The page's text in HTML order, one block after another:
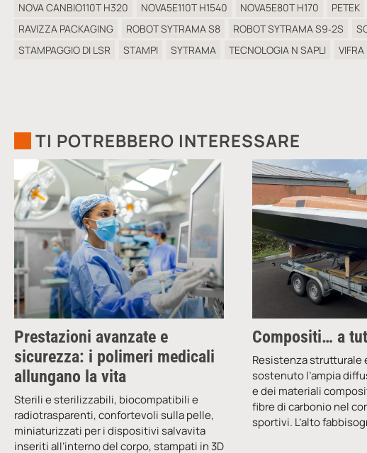
NOVA CANBIO110T H320
NOVA5E110T H1540 NOVA5E80T H170 PETEK
RAVIZZA PACKAGING
ROBOT SYTRAMA S8 ROBOT SYTRAMA S9‑2S
STAMPAGGIO DI LSR
STAMPI SYTRAMA TECNOLOGIA N SAPLI VIFRA
TI POTREBBERO INTERESSARE
Prestazioni avanzate e
sicurezza: i polimeri medicali
allungano la vita
Sterili e sterilizzabili, biocompatibili e
radiotrasparenti, confortevoli sulla pelle,
miniaturizzati per i dispositivi salvavita
inseriti all’interno del corpo, stampati in 3D
Compositi… a
Resistenza strutturale
sostenuto l’ampia
e dei materiali
fibre di carbonio nel
sportivi. L’alto